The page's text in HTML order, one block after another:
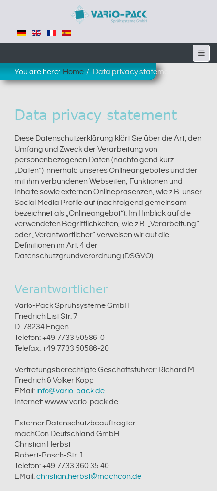
You are here: Home Data privacy statement
Data privacy statement
Diese Datenschutzerklärung klärt Sie über die Art, den
Umfang und Zweck der Verarbeitung von
personenbezogenen Daten (nachfolgend kurz
„Daten“) innerhalb unseres Onlineangebotes und der
mit ihm verbundenen Webseiten, Funktionen und
Inhalte sowie externen Onlinepräsenzen, wie z.B. unser
Social Media Profile auf (nachfolgend gemeinsam
bezeichnet als „Onlineangebot“). Im Hinblick auf die
verwendeten Begrifflichkeiten, wie z.B. „Verarbeitung“
oder „Verantwortlicher“ verweisen wir auf die
Definitionen im Art. 4 der
Datenschutzgrundverordnung (DSGVO).
Verantwortlicher
Vario-Pack Sprühsysteme GmbH
Friedrich List Str. 7
D-78234 Engen
Telefon: +49 7733 50586-0
Telefax: +49 7733 50586-20
Vertretungsberechtigte Geschäftsführer: Richard M.
Friedrich & Volker Kopp
EMail: info@vario-pack.de
Internet: wwww.vario-pack.de
Externer Datenschutzbeauftragter:
machCon Deutschland GmbH
Christian Herbst
Robert-Bosch-Str. 1
Telefon: +49 7733 360 35 40
EMail:christian.herbst@machcon.de